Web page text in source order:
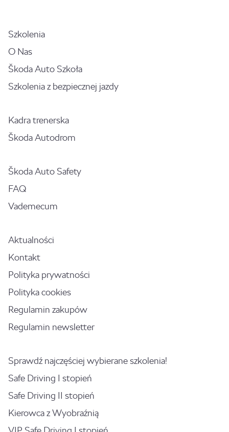
Szkolenia
O Nas
Škoda Auto Szkoła
Szkolenia z bezpiecznej jazdy
Kadra trenerska
Škoda Autodrom
Škoda Auto Safety
FAQ
Vademecum
Aktualności
Kontakt
Polityka prywatności
Polityka cookies
Regulamin zakupów
Regulamin newsletter
Sprawdź najczęściej wybierane szkolenia!
Safe Driving I stopień
Safe Driving II stopień
Kierowca z Wyobraźnią